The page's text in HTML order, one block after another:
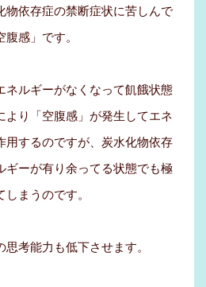
物依存症の禁断症状に苦しんで
感」です。
ネルギーがなくなって飢餓状態
より「空腹感」が発生してエネ
用するのですが、炭水化物依存
ギーが有り余ってる状態でも極
まうのです。
考能力も低下させます。